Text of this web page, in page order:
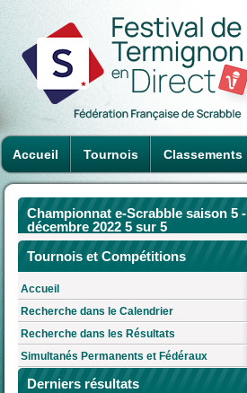
Accueil Tournois Classements
Championnat e-Scrabble saison 5 -
décembre 2022 5 sur 5
Tournois et Compétitions
Accueil
Recherche dans le Calendrier
Recherche dans les Résultats
Simultanés Permanents et Fédéraux
Derniers résultats